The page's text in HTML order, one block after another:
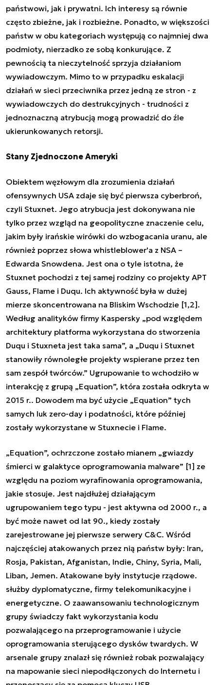
państwowi, jak i prywatni. Ich interesy są równie
często zbieżne, jak i rozbieżne. Ponadto, w większości
państw w obu kategoriach występują co najmniej dwa
podmioty, nierzadko ze sobą konkurujące. Z
pewnością ta nieczytelność sprzyja działaniom
wywiadowczym. Mimo to w przypadku eskalacji
działań w sieci przeciwnika przez jedną ze stron - z
wywiadowczych do destrukcyjnych - trudności z
jednoznaczną atrybucją mogą prowadzić do źle
ukierunkowanych retorsji.
Stany Zjednoczone Ameryki
Obiektem węzłowym dla zrozumienia działań
ofensywnych USA zdaje się być pierwsza cyberbroń,
czyli Stuxnet. Jego atrybucja jest dokonywana nie
tylko przez wzgląd na geopolityczne znaczenie celu,
jakim były irańskie wirówki do wzbogacania uranu, ale
również poprzez słowa whistleblower'a z NSA –
Edwarda Snowdena. Jest ona o tyle istotna, że
Stuxnet pochodzi z tej samej rodziny co projekty APT
Gauss, Flame i Duqu. Ich aktywność była w dużej
mierze skoncentrowana na Bliskim Wschodzie [1,2].
Według analityków firmy Kaspersky „pod względem
architektury platforma wykorzystana do stworzenia
Duqu i Stuxneta jest taka sama”, a „Duqu i Stuxnet
stanowiły równoległe projekty wspierane przez ten
sam zespół twórców.” Ugrupowanie to wchodziło w
interakcję z grupą „Equation”, która została odkryta w
2015 r.. Dowodem ma być użycie „Equation” tych
samych luk zero-day i podatności, które później
zostały wykorzystane w Stuxnecie i Flame.
„Equation”, ochrzczone zostało mianem „gwiazdy
śmierci w galaktyce oprogramowania malware” [1] ze
względu na poziom wyrafinowania oprogramowania,
jakie stosuje. Jest najdłużej działającym
ugrupowaniem tego typu - jest aktywna od 2000 r., a
być może nawet od lat 90., kiedy zostały
zarejestrowane jej pierwsze serwery C&C. Wśród
najczęściej atakowanych przez nią państw były: Iran,
Rosja, Pakistan, Afganistan, Indie, Chiny, Syria, Mali,
Liban, Jemen. Atakowane były instytucje rządowe.
służby dyplomatyczne, firmy telekomunikacyjne i
energetyczne. O zaawansowaniu technologicznym
grupy świadczy fakt wykorzystania kodu
pozwalającego na przeprogramowanie i użycie
oprogramowania sterującego dysków twardych. W
arsenale grupy znalazł się również robak pozwalający
na mapowanie sieci niepodłączonych do Internetu i